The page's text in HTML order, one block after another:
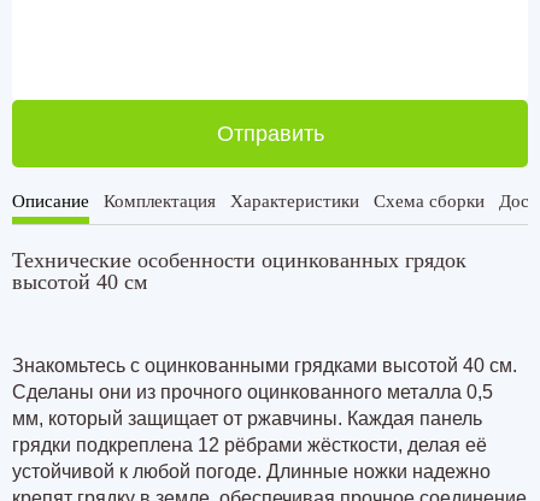
Отправить
Описание Комплектация Характеристики Схема сборки
Технические особенности оцинкованных грядок
высотой 40 см
Знакомьтесь с оцинкованными грядками высотой 40 см.
Сделаны они из прочного оцинкованного металла 0,5
мм, который защищает от ржавчины. Каждая панель
грядки подкреплена 12 рёбрами жёсткости, делая её
устойчивой к любой погоде. Длинные ножки надежно